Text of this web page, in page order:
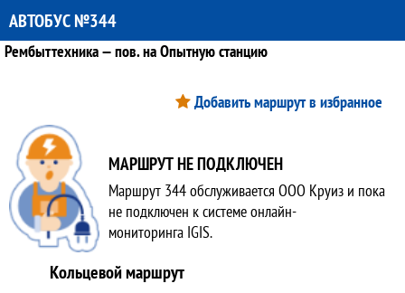
АВТОБУС №344
Рембыттехника — пов. на Опытную станцию
Добавить маршрут в избранное
МАРШРУТ НЕ ПОДКЛЮЧЕН
Маршрут 344 обслуживается ООО Круиз и пока
не подключен к системе онлайн-
мониторинга IGIS.
Кольцевой маршрут